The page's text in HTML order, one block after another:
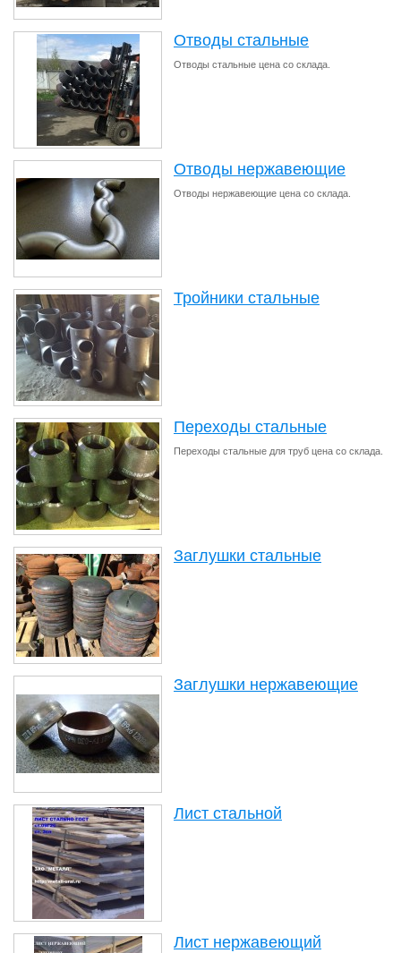
Отводы стальные
Отводы стальные цена со склада.
Отводы нержавеющие
Отводы нержавеющие цена со склада.
Тройники стальные
Переходы стальные
Переходы стальные для труб цена со склада.
Заглушки стальные
Заглушки нержавеющие
Лист стальной
Лист нержавеющий